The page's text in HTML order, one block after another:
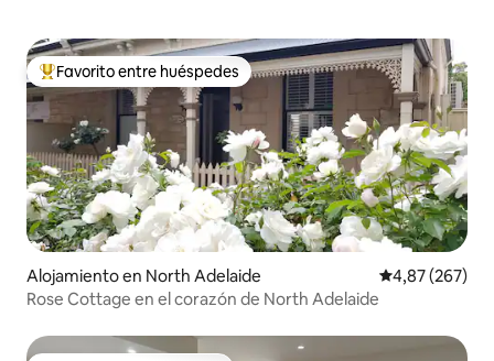
Favorito entre los huéspedes más destacados
Favorito entre huéspedes
Alojamiento en North Adelaide Calificación
4,87 (267)
Rose Cottage en el corazón de North Adelaide